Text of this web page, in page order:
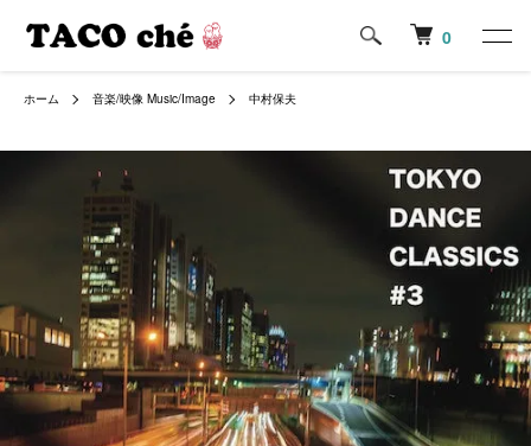
0
ホーム 音楽/映像 Music/Image 中村保夫